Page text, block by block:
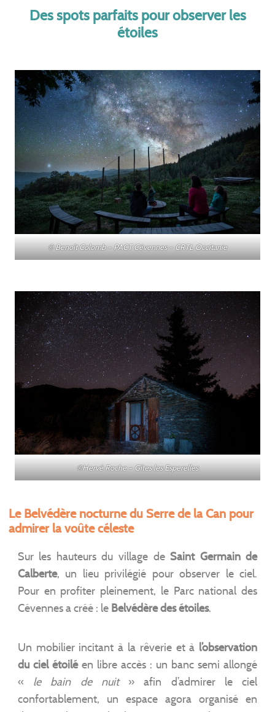
Des spots parfaits pour observer les
étoiles
© Benoît Colomb – PACT Cévennes – CRTL Occitanie
©Hervé Roche – Gîtes les Esperelles
Le Belvédère nocturne du Serre de la Can pour
admirer la voûte céleste
Sur les hauteurs du village deSaint Germain de
Calberte, un lieu privilégié pour observer le ciel.
Pour en profiter pleinement, le Parc national des
Cévennes a créé : le Belvédère des étoiles.
Un mobilier incitant à la rêverie et à l’observation
du ciel étoiléen libre accès : un banc semi allongé
« le bain de nuit » afin d’admirer le ciel
confortablement, un espace agora organisé en